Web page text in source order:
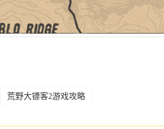
荒野大镖客2游戏攻略